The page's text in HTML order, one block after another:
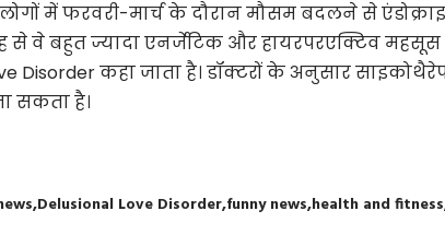
में फरवरी-मार्च के दौरान मौसम बदलने से
वे बहुत ज्यादा एनर्जेटिक और हायरपरएक्टिव
Disorder कहा जाता है। डॉक्टरों के अनुसार
सकता है।
Delusional Love Disorder funny news health and fitness